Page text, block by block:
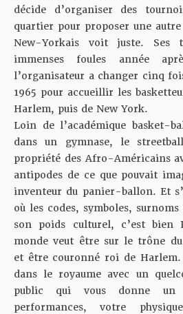
décide d’organiser des
quartier pour proposer une
New-Yorkais voit juste. Ses
immenses foules année
l’organisateur a changer cinq
1965 pour accueillir les
Harlem, puis de New York.
Loin de l’académique basket-
dans un gymnase, le
propriété des Afro-Américains
antipodes de ce que pouvait
inventeur du panier-ballon. Et
où les codes, symboles,
son poids culturel, c’est bien
monde veut être sur le trône
et être couronné roi de
dans le royaume avec un
public qui vous donne un
performances, votre